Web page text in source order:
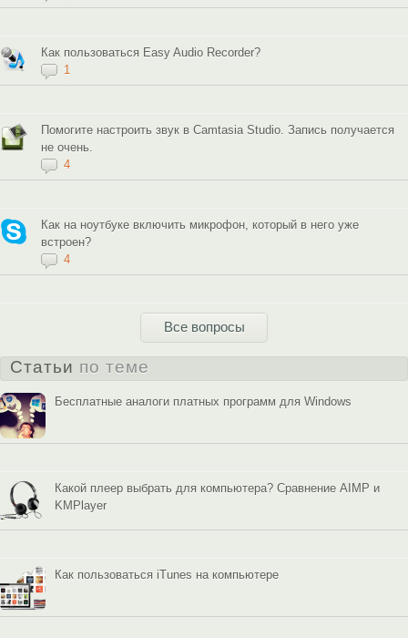
Как пользоваться Easy Audio Recorder?
1
Помогите настроить звук в Camtasia Studio. Запись получается
не очень.
4
Как на ноутбуке включить микрофон, который в него уже
встроен?
4
Все вопросы
Статьи по теме
Бесплатные аналоги платных программ для Windows
Какой плеер выбрать для компьютера? Сравнение AIMP и
KMPlayer
Как пользоваться iTunes на компьютере